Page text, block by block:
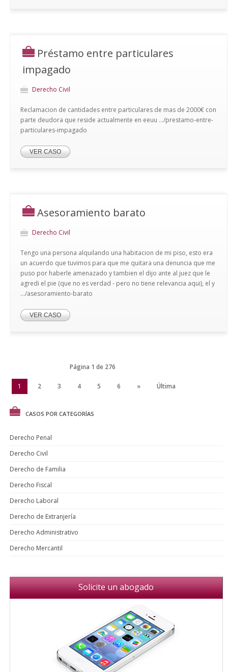
Préstamo entre particulares
impagado
Derecho Civil
Reclamacion de cantidades entre particulares de mas de 2000€ con
parte deudora que reside actualmente en eeuu .../prestamo-entre-
particulares-impagado
VER CASO
Asesoramiento barato
Derecho Civil
Tengo una persona alquilando una habitacion de mi piso, esto era
un acuerdo que tuvimos para que me quitara una denuncia que me
puso por haberle amenazado y tambien el dijo ante al juez que le
agredi el pie (que no es verdad - pero no tiene relevancia aqui), el y
.../asesoramiento-barato
VER CASO
Página 1 de 276
1 2 3 4 5 6 » Última
CASOS POR CATEGORÍAS
Derecho Penal
Derecho Civil
Derecho de Familia
Derecho Fiscal
Derecho Laboral
Derecho de Extranjería
Derecho Administrativo
Derecho Mercantil
Solicite un abogado